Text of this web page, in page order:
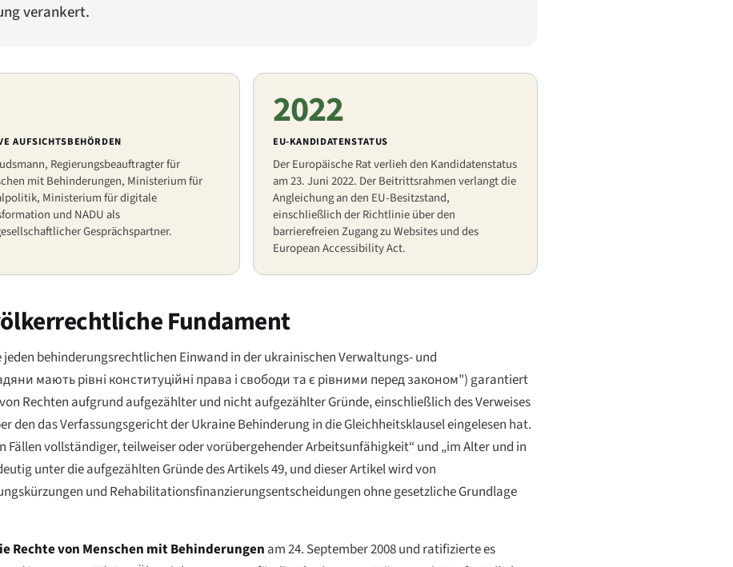
verankert.
AUFSICHTSBEHÖRDEN
Regierungsbeauftragter für
mit Behinderungen, Ministerium für
Ministerium für digitale
und NADU als
Gesprächspartner.
2022
EU-KANDIDATENSTATUS
Der Europäische Rat verlieh den Kandidatenstatus
am 23. Juni 2022. Der Beitrittsrahmen verlangt die
Angleichung an den EU-Besitzstand,
einschließlich der Richtlinie über den
barrierefreien Zugang zu Websites und des
European Accessibility Act.
Fundament
behinderungsrechtlichen Einwand in der ukrainischen Verwaltungs- und
мають рівні конституційні права і свободи та є рівними перед законом") garantiert
Rechten aufgrund aufgezählter und nicht aufgezählter Gründe, einschließlich des Verweises
das Verfassungsgericht der Ukraine Behinderung in die Gleichheitsklausel eingelesen hat.
vollständiger, teilweiser oder vorübergehender Arbeitsunfähigkeit“ und „im Alter und in
unter die aufgezählten Gründe des Artikels 49, und dieser Artikel wird von
und Rehabilitationsfinanzierungsentscheidungen ohne gesetzliche Grundlage
Rechte von Menschen mit Behinderungen am 24. September 2008 und ratifizierte es